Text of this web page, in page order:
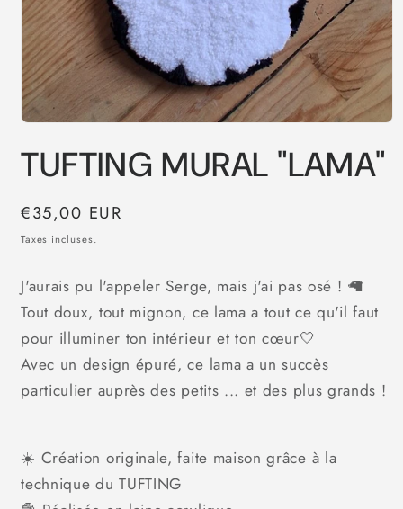
média
fenêtre
modale
TUFTING MURAL "LAMA"
Prix
habituel
€35,00 EUR
Taxes incluses.
J'aurais pu l'appeler Serge, mais j'ai pas osé ! 🦙
Tout doux, tout mignon, ce lama a tout ce qu'il faut
pour illuminer ton intérieur et ton cœur🤍
Avec un design épuré, ce lama a un succès
particulier auprès des petits ... et des plus grands !
☀️ Création originale, faite maison grâce à la
technique du TUFTING